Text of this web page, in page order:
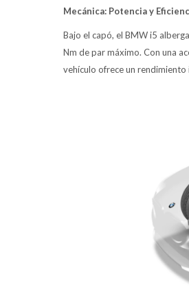
Mecánica: Potencia y
Bajo el capó, el BMW i5
Nm de par máximo. Con una
vehículo ofrece un